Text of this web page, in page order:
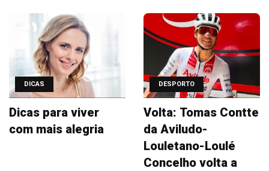
DICAS
Dicas para viver
com mais alegria
DESPORTO
Volta: Tomas Contte
da Aviludo-
Louletano-Loulé
Concelho volta a